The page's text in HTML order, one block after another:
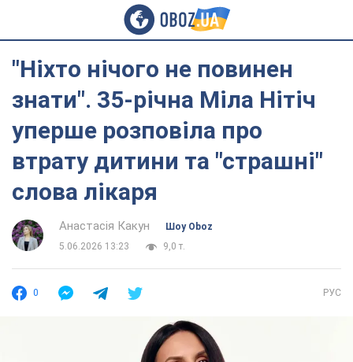
"Ніхто нічого не повинен
знати". 35-річна Міла Нітіч
уперше розповіла про
втрату дитини та "страшні"
слова лікаря
Анастасія Какун
Шоу Oboz
5.06.2026 13:23
9,0 т.
0 РУС